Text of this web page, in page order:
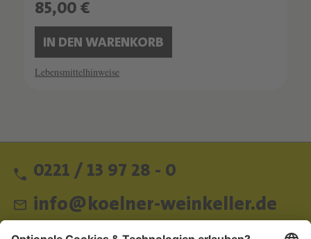
85,00 €
IN DEN WARENKORB
Lebensmittelhinweise
0221 / 13 97 28 - 0
info@koelner-weinkeller.de